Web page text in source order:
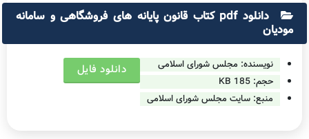
دانلود pdf کتاب قانون پایانه های فروشگاهی و سامانه
مودیان
نویسنده: مجلس شورای اسلامی
حجم: 185 KB
منبع: سایت مجلس شورای اسلامی
دانلود فایل